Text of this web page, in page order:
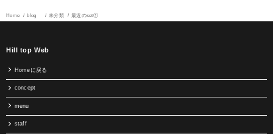
Home blog 未分類 最近のset①
Hill top Web
Homeに戻る
concept
menu
staff